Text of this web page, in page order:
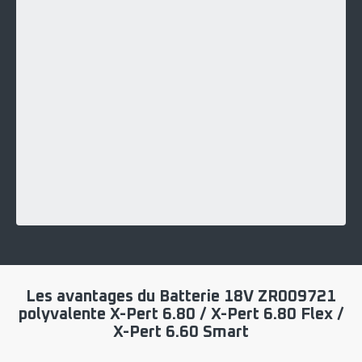
Les avantages du Batterie 18V ZR009721
polyvalente X-Pert 6.80 / X-Pert 6.80 Flex /
X-Pert 6.60 Smart